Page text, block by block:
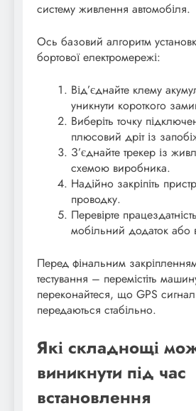
систему живлення автомобіля.
Ось базовий алгоритм
бортової електромережі:
Від’єднайте клему
уникнути короткого
Виберіть точку
плюсовий дріт із
З’єднайте трекер із
схемою виробника.
Надійно закріпіть
проводку.
Перевірте
мобільний додаток або
Перед фінальним
тестування – перемістіть
переконайтеся, що GPS
передаються стабільно.
Які складнощі
виникнути під час
встановлення